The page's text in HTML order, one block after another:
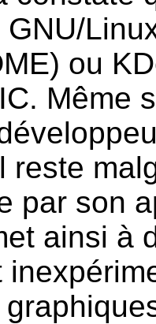
GNU/
ou
Même
reste
par son
ainsi à